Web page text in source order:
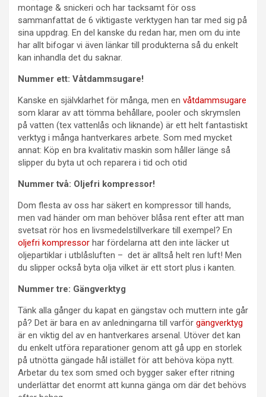
montage & snickeri och har tacksamt för oss
sammanfattat de 6 viktigaste verktygen han tar med sig på
sina uppdrag. En del kanske du redan har, men om du inte
har allt bifogar vi även länkar till produkterna så du enkelt
kan inhandla det du saknar.
Nummer ett: Våtdammsugare!
Kanske en självklarhet för många, men en våtdammsugare
som klarar av att tömma behållare, pooler och skrymslen
på vatten (tex vattenlås och liknande) är ett helt fantastiskt
verktyg i många hantverkares arbete. Som med mycket
annat: Köp en bra kvalitativ maskin som håller länge så
slipper du byta ut och reparera i tid och otid
Nummer två: Oljefri kompressor!
Dom flesta av oss har säkert en kompressor till hands,
men vad händer om man behöver blåsa rent efter att man
svetsat rör hos en livsmedelstillverkare till exempel? En
oljefri kompressor har fördelarna att den inte läcker ut
oljepartiklar i utblåsluften – det är alltså helt ren luft! Men
du slipper också byta olja vilket är ett stort plus i kanten.
Nummer tre: Gängverktyg
Tänk alla gånger du kapat en gängstav och muttern inte går
på? Det är bara en av anledningarna till varför gängverktyg
är en viktig del av en hantverkares arsenal. Utöver det kan
du enkelt utföra reparationer genom att gå upp en storlek
på utnötta gängade hål istället för att behöva köpa nytt.
Arbetar du tex som smed och bygger saker efter ritning
underlättar det enormt att kunna gänga om där det behövs